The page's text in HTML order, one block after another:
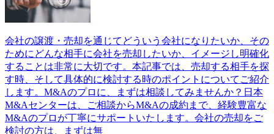
会社の譲渡・売却を通じてどういう会社になりたいか、その
ためにどんな相手に会社を売却したいか、イメージし明確化
することは非常に大切です。本記事では、売却する相手を探
す時、そして具体的に検討する時のポイントについてご紹介
します。M&Aのプロに、まずは相談してみませんか？日本
M&Aセンターは、ご相談からM&Aの成約まで、経験豊富な
M&Aのプロが丁寧にサポートいたします。会社の売却をご
検討の方は、まずは無